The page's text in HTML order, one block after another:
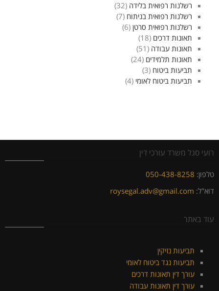
רשלנות רפואית בלידה (32)
רשלנות רפואית בניתוח (7)
רשלנות רפואית סרטן (6)
תאונות דרכים (18)
תאונות עבודה (51)
תאונות תלמידים (24)
תביעות ביטוח (3)
תביעות ביטוח לאומי (4)
רועי סגל משרד עורכי דין
טלפון: 050-438-8258
דוא"ל: roysegal.adv@gmail.com
עוד באתר
תביעות נזיקין
תביעות נגד ביטוח לאומי
עורך דין תאונות דרכים
עורך דין תאונות עבודה